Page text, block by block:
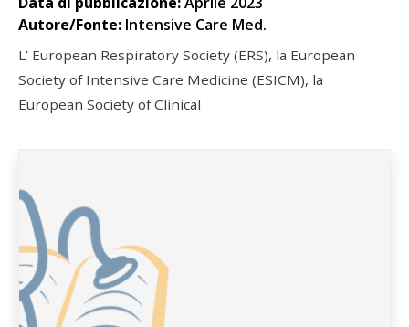
Autore/Fonte: Intensive Care Med.
L’ European Respiratory Society (ERS), la European
Society of Intensive Care Medicine (ESICM), la
European Society of Clinical